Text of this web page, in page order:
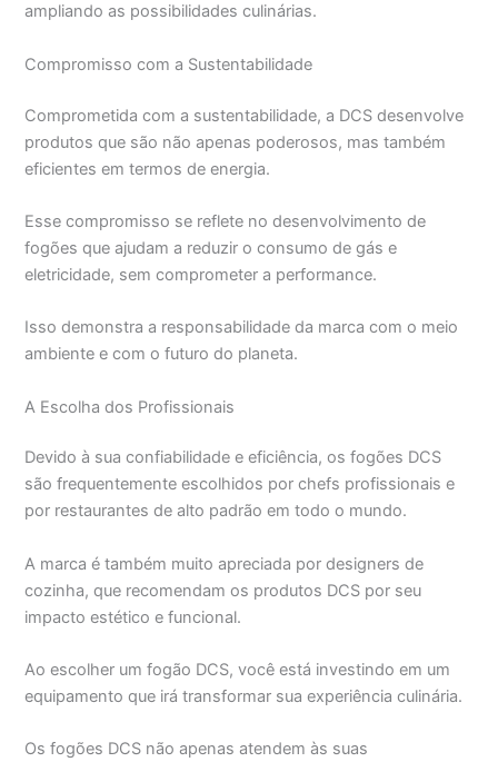
ampliando as possibilidades culinárias.
Compromisso com a Sustentabilidade
Comprometida com a sustentabilidade, a DCS desenvolve
produtos que são não apenas poderosos, mas também
eficientes em termos de energia.
Esse compromisso se reflete no desenvolvimento de
fogões que ajudam a reduzir o consumo de gás e
eletricidade, sem comprometer a performance.
Isso demonstra a responsabilidade da marca com o meio
ambiente e com o futuro do planeta.
A Escolha dos Profissionais
Devido à sua confiabilidade e eficiência, os fogões DCS
são frequentemente escolhidos por chefs profissionais e
por restaurantes de alto padrão em todo o mundo.
A marca é também muito apreciada por designers de
cozinha, que recomendam os produtos DCS por seu
impacto estético e funcional.
Ao escolher um fogão DCS, você está investindo em um
equipamento que irá transformar sua experiência culinária.
Os fogões DCS não apenas atendem às suas